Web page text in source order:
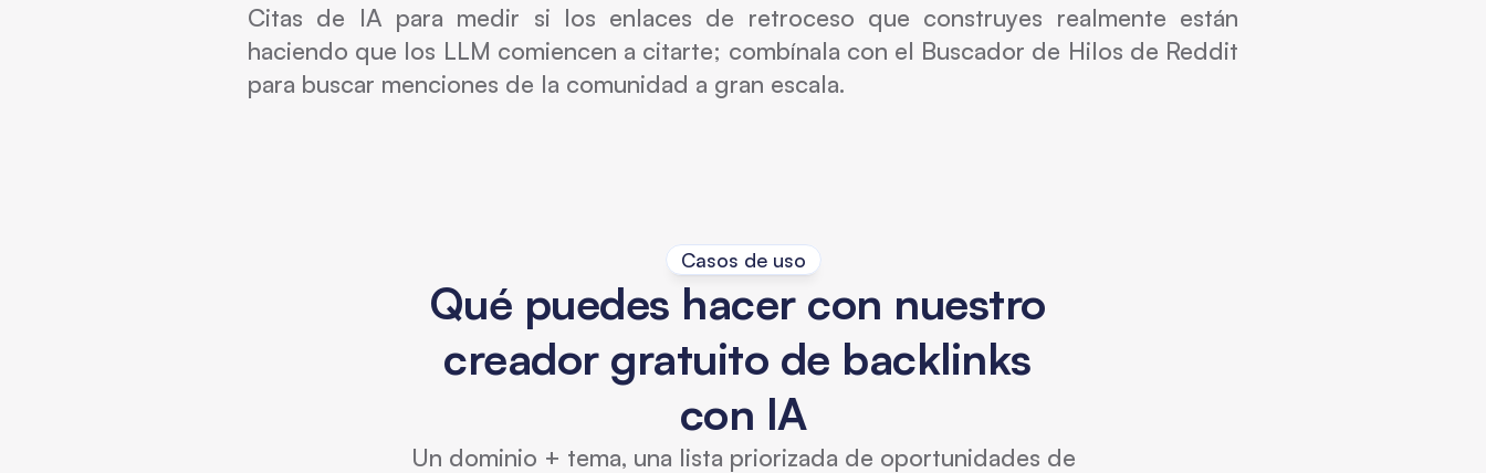
Citas de IA para medir si los enlaces de retroceso que construyes realmente están
haciendo que los LLM comiencen a citarte; combínala con el Buscador de Hilos de Reddit
para buscar menciones de la comunidad a gran escala.
Casos de uso
Qué puedes hacer con nuestro
creador gratuito de backlinks
con IA
Un dominio + tema, una lista priorizada de oportunidades de